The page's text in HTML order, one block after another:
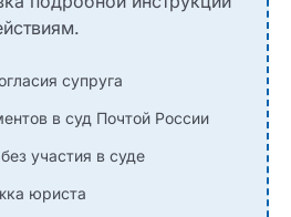
супруга
в суд Почтой России
участия в суде
юриста